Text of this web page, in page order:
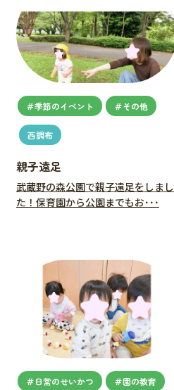
＃季節のイベント ＃その他
西調布
親子遠足
武蔵野の森公園で親子遠足をしまし
た！保育園から公園までもお･･･
＃日常のせいかつ ＃園の教育